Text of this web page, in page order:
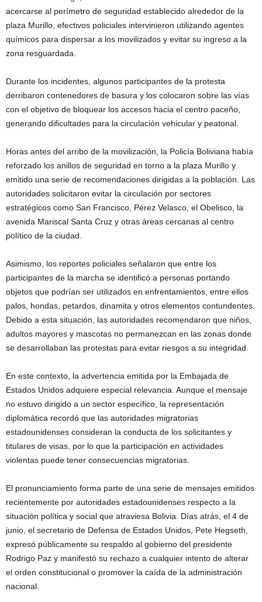
acercarse al perímetro de seguridad establecido alrededor de la
plaza Murillo, efectivos policiales intervinieron utilizando agentes
químicos para dispersar a los movilizados y evitar su ingreso a la
zona resguardada.
Durante los incidentes, algunos participantes de la protesta
derribaron contenedores de basura y los colocaron sobre las vías
con el objetivo de bloquear los accesos hacia el centro paceño,
generando dificultades para la circulación vehicular y peatonal.
Horas antes del arribo de la movilización, la Policía Boliviana había
reforzado los anillos de seguridad en torno a la plaza Murillo y
emitido una serie de recomendaciones dirigidas a la población. Las
autoridades solicitaron evitar la circulación por sectores
estratégicos como San Francisco, Pérez Velasco, el Obelisco, la
avenida Mariscal Santa Cruz y otras áreas cercanas al centro
político de la ciudad.
Asimismo, los reportes policiales señalaron que entre los
participantes de la marcha se identificó a personas portando
objetos que podrían ser utilizados en enfrentamientos, entre ellos
palos, hondas, petardos, dinamita y otros elementos contundentes.
Debido a esta situación, las autoridades recomendaron que niños,
adultos mayores y mascotas no permanezcan en las zonas donde
se desarrollaban las protestas para evitar riesgos a su integridad.
En este contexto, la advertencia emitida por la Embajada de
Estados Unidos adquiere especial relevancia. Aunque el mensaje
no estuvo dirigido a un sector específico, la representación
diplomática recordó que las autoridades migratorias
estadounidenses consideran la conducta de los solicitantes y
titulares de visas, por lo que la participación en actividades
violentas puede tener consecuencias migratorias.
El pronunciamiento forma parte de una serie de mensajes emitidos
recientemente por autoridades estadounidenses respecto a la
situación política y social que atraviesa Bolivia. Días atrás, el 4 de
junio, el secretario de Defensa de Estados Unidos, Pete Hegseth,
expresó públicamente su respaldo al gobierno del presidente
Rodrigo Paz y manifestó su rechazo a cualquier intento de alterar
el orden constitucional o promover la caída de la administración
nacional.